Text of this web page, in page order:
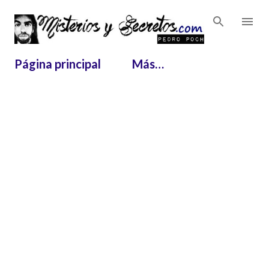
Ir al contenido principal
Página principal Más…